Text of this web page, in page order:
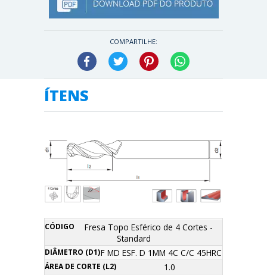
COMPARTILHE:
Facebook Twitter Pinterest
ÍTENS
Diâmetro
(d1)
Área
corte
(l2)
Comp.
(l1)
Fresa Topo Esférico de 4 Cortes -
Standard
F MD ESF. D 1MM 4C C/C 45HRC
1.0